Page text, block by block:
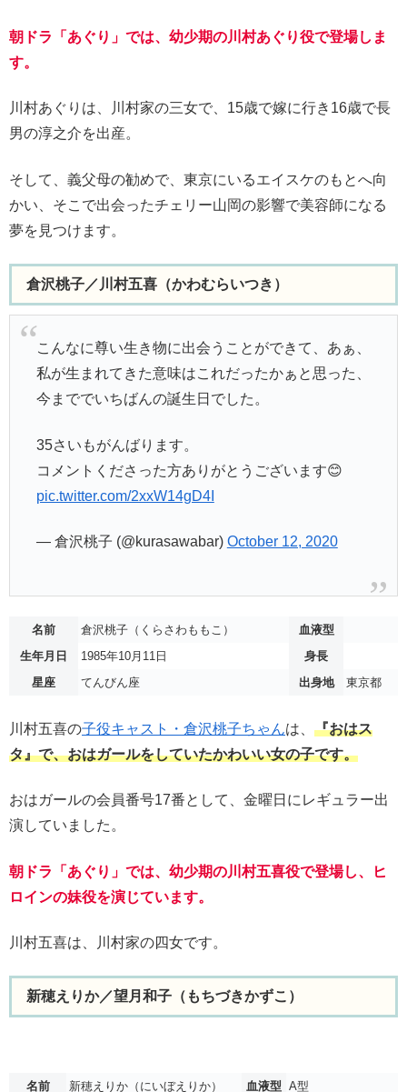
朝ドラ「あぐり」では、幼少期の川村あぐり役で登場しま
す。
川村あぐりは、川村家の三女で、15歳で嫁に行き16歳で長
男の淳之介を出産。
そして、義父母の勧めで、東京にいるエイスケのもとへ向
かい、そこで出会ったチェリー山岡の影響で美容師になる
夢を見つけます。
倉沢桃子／川村五喜（かわむらいつき）
こんなに尊い生き物に出会うことができて、あぁ、
私が生まれてきた意味はこれだったかぁと思った、
今まででいちばんの誕生日でした。
35さいもがんばります。
コメントくださった方ありがとうございます😊
pic.twitter.com/2xxW14gD4I
— 倉沢桃子 (@kurasawabar) October 12, 2020
名前 倉沢桃子（くらさわももこ）
血液型
生年月日
1985年10月11日
身長
星座
てんびん座 出身地 東京都
川村五喜の子役キャスト・倉沢桃子ちゃんは、 『おはス
タ』で、おはガールをしていたかわいい女の子です。
おはガールの会員番号17番として、金曜日にレギュラー出
演していました。
朝ドラ「あぐり」では、幼少期の川村五喜役で登場し、ヒ
ロインの妹役を演じています。
川村五喜は、川村家の四女です。
新穂えりか／望月和子（もちづきかずこ）
名前 新穂えりか（にいぼえりか） 血液型 A型